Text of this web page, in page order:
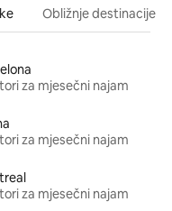
Obližnje destinacije
za mjesečni najam
za mjesečni najam
za mjesečni najam